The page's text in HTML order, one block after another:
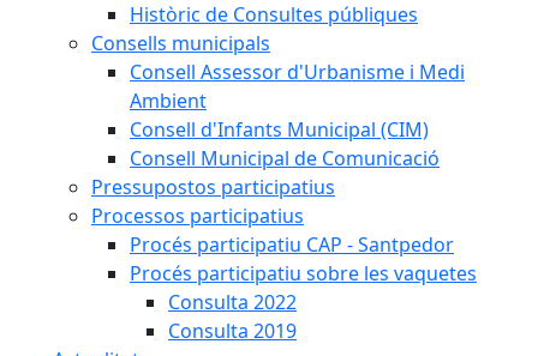
Històric de Consultes públiques
Consells municipals
Consell Assessor d'Urbanisme i Medi
Ambient
Consell d'Infants Municipal (CIM)
Consell Municipal de Comunicació
Pressupostos participatius
Processos participatius
Procés participatiu CAP - Santpedor
Procés participatiu sobre les vaquetes
Consulta 2022
Consulta 2019